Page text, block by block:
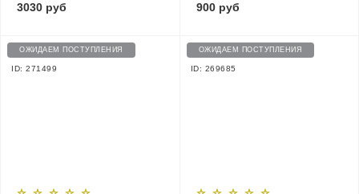
SPORTS HEADPHONES,
3030 руб
CLASSIC BLACK
900 руб
ОЖИДАЕМ ПОСТУПЛЕНИЯ
ID: 271499
ОЖИДАЕМ ПОСТУПЛЕНИЯ
ID: 269685